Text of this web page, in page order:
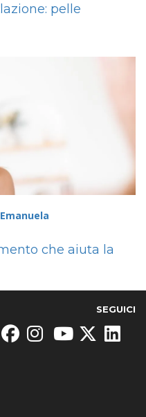
pelle
che aiuta la
SEGUICI